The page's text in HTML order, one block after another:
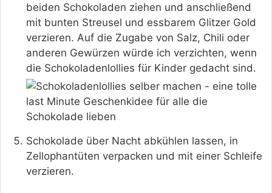
beiden Schokoladen ziehen und anschließend
mit bunten Streusel und essbarem Glitzer Gold
verzieren. Auf die Zugabe von Salz, Chili oder
anderen Gewürzen würde ich verzichten, wenn
die Schokoladenlollies für Kinder gedacht sind.
Schokolade über Nacht abkühlen lassen, in
Zellophantüten verpacken und mit einer Schleife
verzieren.